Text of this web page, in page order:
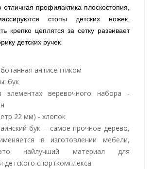
отличная профилактика плоскостопия,
стопы детских ножек.
крепко цеплятся за сетку развивает
детских ручек
антисептиком
бук
элементах веревочного набора -
22 мм) - хлопок
бук – самое прочное дерево,
в изготовлении мебели,
найлучший материал для
детского спорткомплекса